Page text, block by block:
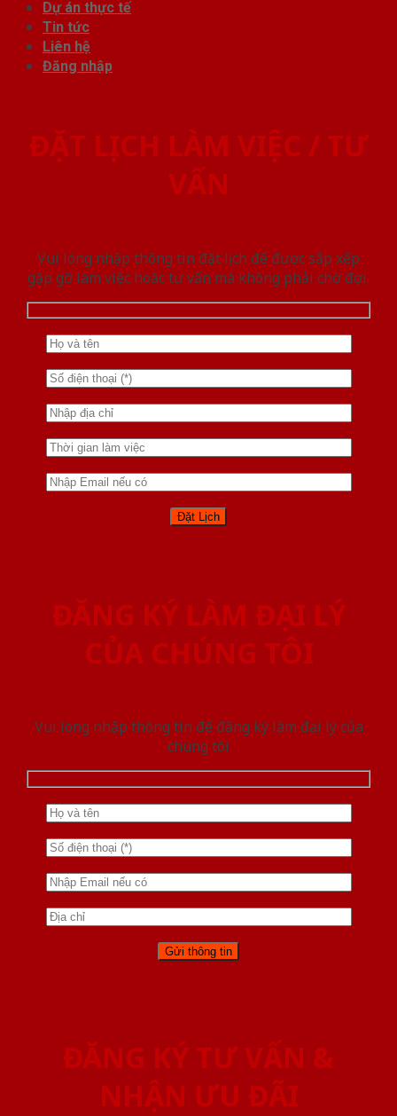
Dự án thực tế
Tin tức
Liên hệ
Đăng nhập
ĐẶT LỊCH LÀM VIỆC / TƯ
VẤN
Vui lòng nhập thông tin đặt lịch để được sắp xếp
gặp gỡ làm việc hoăc tư vấn mà không phải chờ đợi.
ĐĂNG KÝ LÀM ĐẠI LÝ
CỦA CHÚNG TÔI
Vui lòng nhập thông tin để đăng ký làm đại lý của
chúng tôi
ĐĂNG KÝ TƯ VẤN &
NHẬN ƯU ĐÃI